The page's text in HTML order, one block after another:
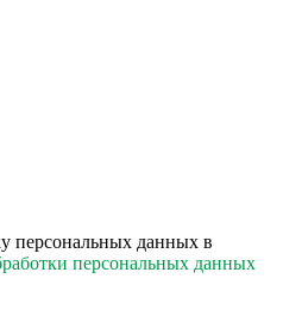
персональных данных в
персональных данных